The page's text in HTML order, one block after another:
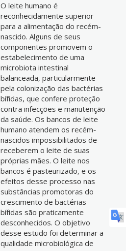
O leite humano é
reconhecidamente superior
para a alimentação do recém-
nascido. Alguns de seus
componentes promovem o
estabelecimento de uma
microbiota intestinal
balanceada, particularmente
pela colonização das bactérias
bífidas, que confere proteção
contra infecções e manutenção
da saúde. Os bancos de leite
humano atendem os recém-
nascidos impossibilitados de
receberem o leite de suas
próprias mães. O leite nos
bancos é pasteurizado, e os
efeitos desse processo nas
substâncias promotoras do
crescimento de bactérias
bífidas são praticamente
desconhecidos. O objetivo
desse estudo foi determinar a
qualidade microbiológica de